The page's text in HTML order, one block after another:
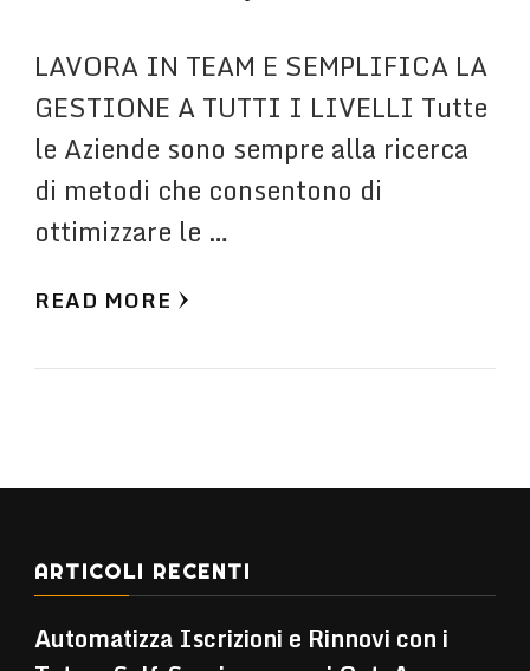
LAVORA IN TEAM E SEMPLIFICA LA
GESTIONE A TUTTI I LIVELLI Tutte
le Aziende sono sempre alla ricerca
di metodi che consentono di
ottimizzare le …
READ MORE
ARTICOLI RECENTI
Automatizza Iscrizioni e Rinnovi con i